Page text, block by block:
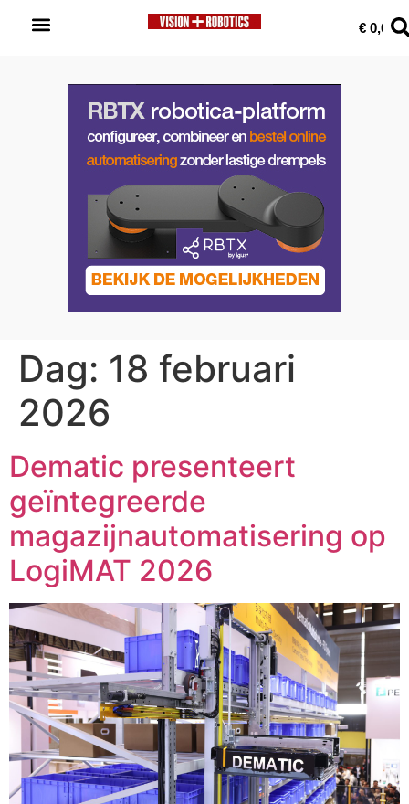
€ 0,00 0
Dag: 18 februari
2026
Dematic presenteert
geïntegreerde
magazijnautomatisering op
LogiMAT 2026